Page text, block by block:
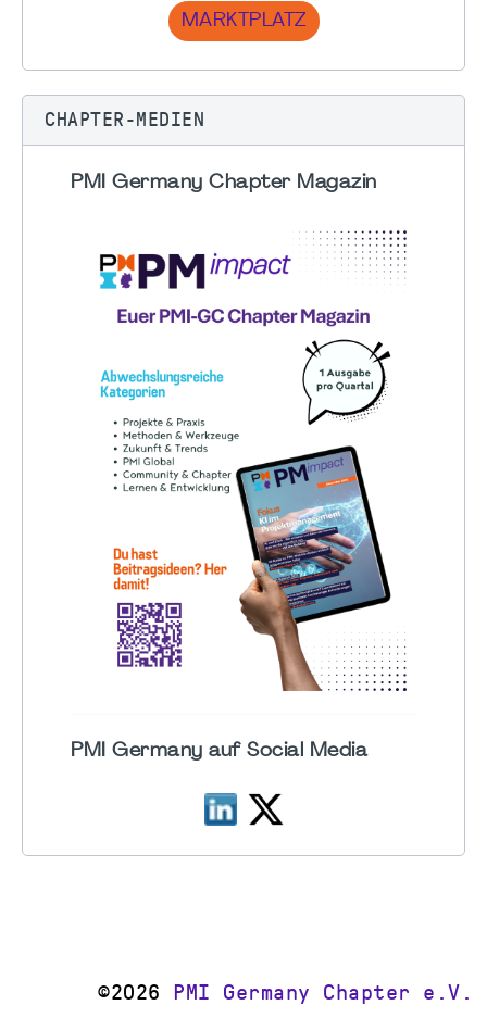
MARKTPLATZ
CHAPTER-MEDIEN
PMI Germany Chapter Magazin
PMI Germany auf Social Media
©2026 PMI Germany Chapter e.V.